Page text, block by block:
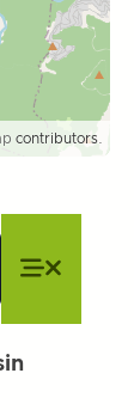
contributors.